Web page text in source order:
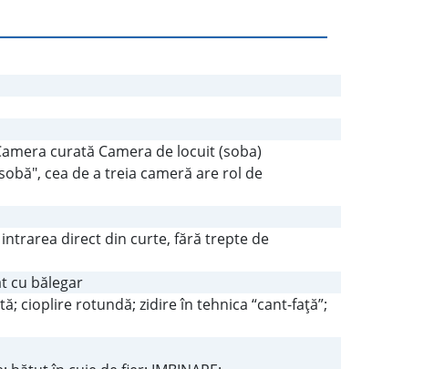
curată Camera de locuit (soba)
cea de a treia cameră are rol de
intrarea direct din curte, fără trepte de
cu bălegar
cioplire rotundă; zidire în tehnica “cant-faţă”;